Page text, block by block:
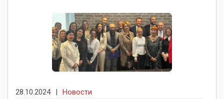
28.10.2024 | Новости